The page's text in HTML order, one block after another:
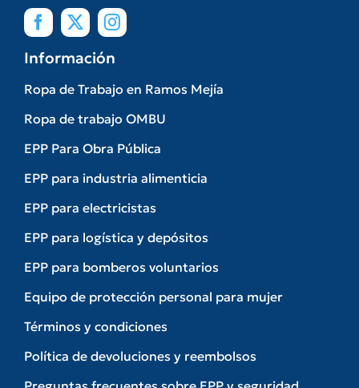
Información
Ropa de Trabajo en Ramos Mejía
Ropa de trabajo OMBU
EPP Para Obra Pública
EPP para industria alimenticia
EPP para electricistas
EPP para logística y depósitos
EPP para bomberos voluntarios
Equipo de protección personal para mujer
Términos y condiciones
Política de devoluciones y reembolsos